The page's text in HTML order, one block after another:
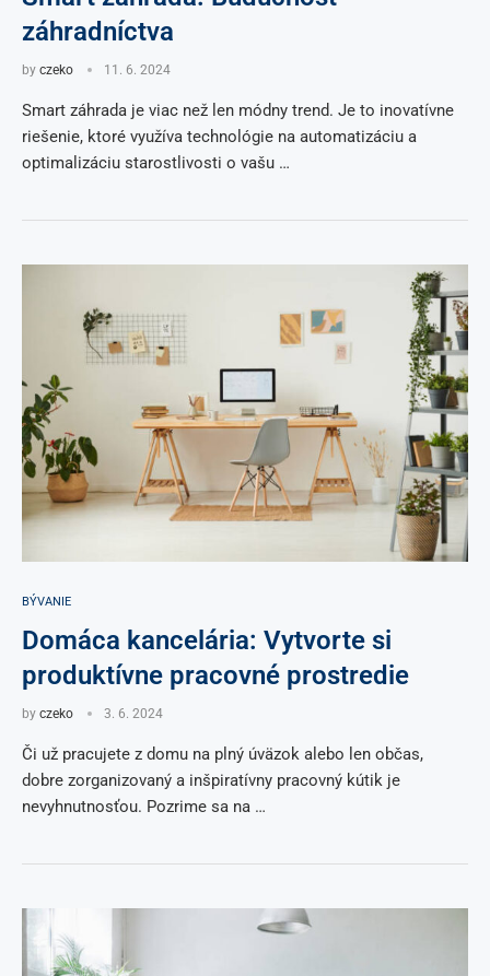
záhradníctva
by czeko 11. 6. 2024
Smart záhrada je viac než len módny trend. Je to inovatívne
riešenie, ktoré využíva technológie na automatizáciu a
optimalizáciu starostlivosti o vašu …
BÝVANIE
Domáca kancelária: Vytvorte si
produktívne pracovné prostredie
by czeko 3. 6. 2024
Či už pracujete z domu na plný úväzok alebo len občas,
dobre zorganizovaný a inšpiratívny pracovný kútik je
nevyhnutnosťou. Pozrime sa na …